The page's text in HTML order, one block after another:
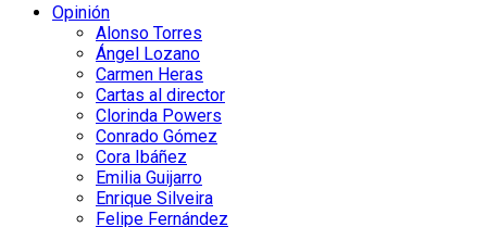
Opinión
Alonso Torres
Ángel Lozano
Carmen Heras
Cartas al director
Clorinda Powers
Conrado Gómez
Cora Ibáñez
Emilia Guijarro
Enrique Silveira
Felipe Fernández